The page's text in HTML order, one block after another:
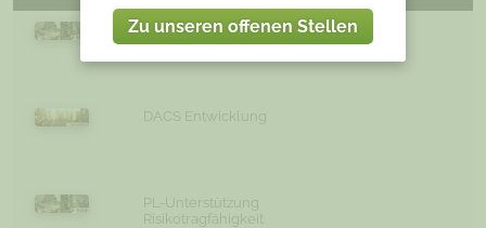
Zu unseren offenen Stellen
Java Entwickler - freiberuflich - bis
2019
DACS Entwicklung
PL-Unterstützung
Risikotragfähigkeit